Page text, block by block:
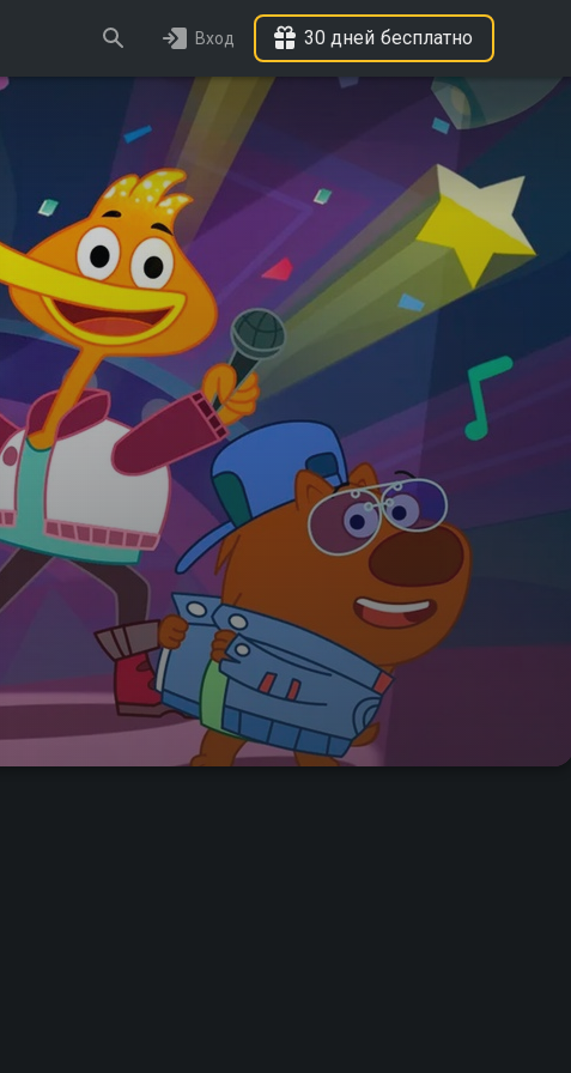
Вход 30 дней бесплатно